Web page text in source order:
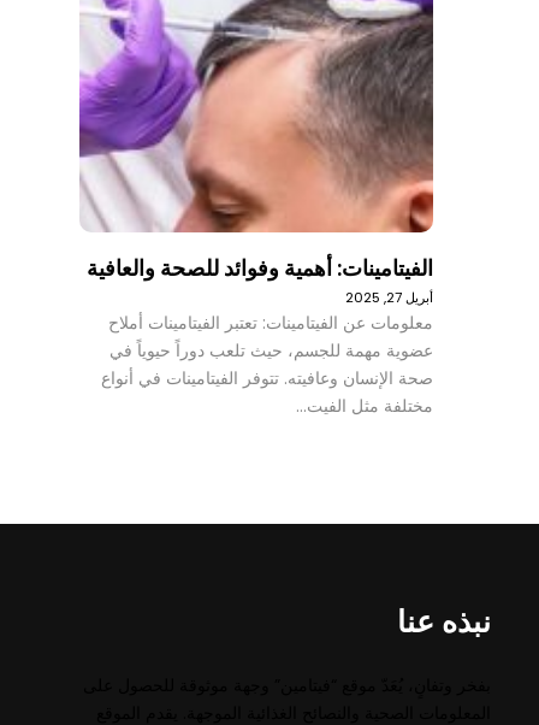
الفيتامينات: أهمية وفوائد للصحة والعافية
أبريل 27, 2025
معلومات عن الفيتامينات: تعتبر الفيتامينات أملاح
عضوية مهمة للجسم، حيث تلعب دوراً حيوياً في
صحة الإنسان وعافيته. تتوفر الفيتامينات في أنواع
مختلفة مثل الفيت…
نبذه عنا